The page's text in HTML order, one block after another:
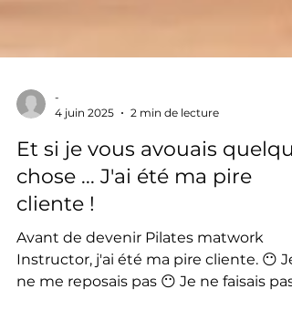
-
4 juin 2025
2 min de lecture
Et si je vous avouais
chose ... J'ai été ma pire
cliente !
Avant de devenir Pilates matwork